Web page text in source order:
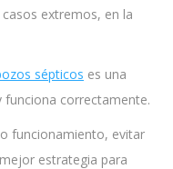
extremos, en la
sépticos es una
funciona correctamente.
funcionamiento, evitar
estrategia para